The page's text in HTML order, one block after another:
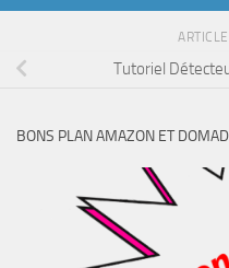
Tutoriel
BONS PLAN AMAZON ET